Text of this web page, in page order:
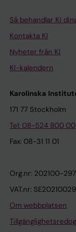
Så behandlar KI
Kontakta KI
Nyheter från KI
KI-kalendern
Karolinska
171 77 Stockholm
Tel: 08-524 800 00
Fax: 08-31 11 01
Org.nr: 202100-
VAT.nr:
Om webbplatsen